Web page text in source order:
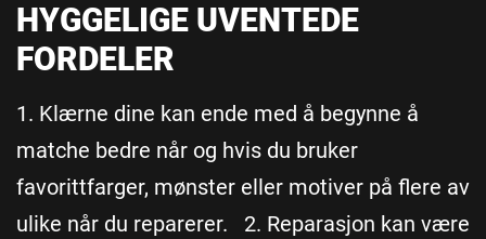
HYGGELIGE UVENTEDE
FORDELER
1. Klærne dine kan ende med å begynne å
matche bedre når og hvis du bruker
favorittfarger, mønster eller motiver på flere av
ulike når du reparerer. 2. Reparasjon kan være